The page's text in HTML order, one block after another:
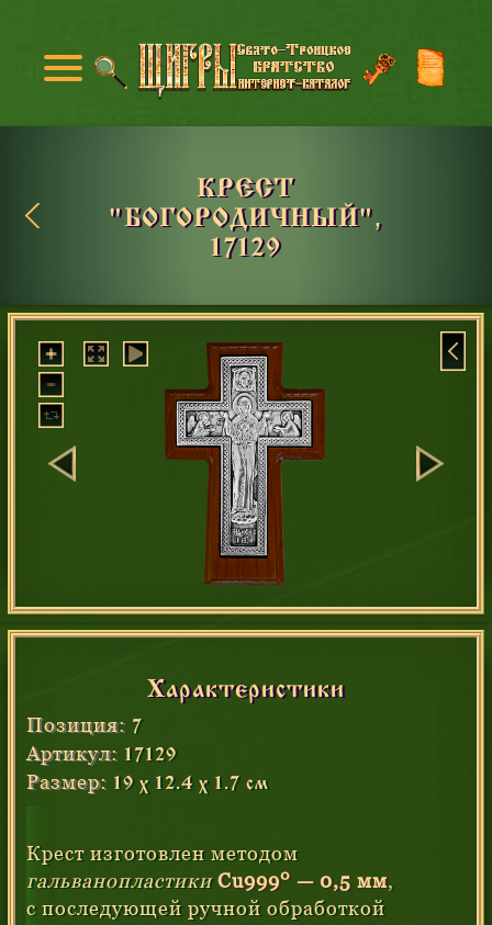
КРЕСТ
"БОГОРОДИЧНЫЙ",
17129
Характеристики
Позиция: 7
Артикул: 17129
Размер: 19 x 12.4 х 1.7 см
Крест изготовлен методом
гальванопластики Cu9990 — 0,5 мм,
с последующей ручной обработкой